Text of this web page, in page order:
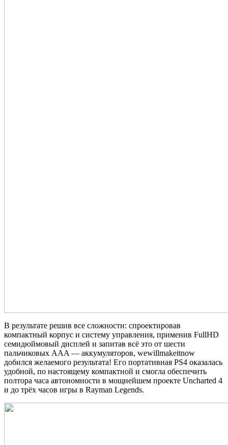
В результате решив все сложности: спроектировав
компактный корпус и систему управления, применив FullHD
семидюймовый дисплей и запитав всё это от шести
пальчиковых AAA — аккумуляторов, wewillmakeitnow
добился желаемого результата! Его портативная PS4 оказалась
удобной, по настоящему компактной и смогла обеспечить
полтора часа автономности в мощнейшем проекте Uncharted 4
и до трёх часов игры в Rayman Legends.